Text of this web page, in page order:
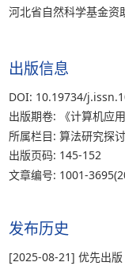
河北省自然科学基金资
出版信息
DOI: 10.19734/
出版期卷: 《计算机应
所属栏目: 算法研究探讨
出版页码: 145-152
文章编号: 1001-
发布历史
[2025-08-21] 优先出版